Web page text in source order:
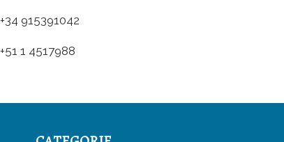
+34 915391042
+51 1 4517988